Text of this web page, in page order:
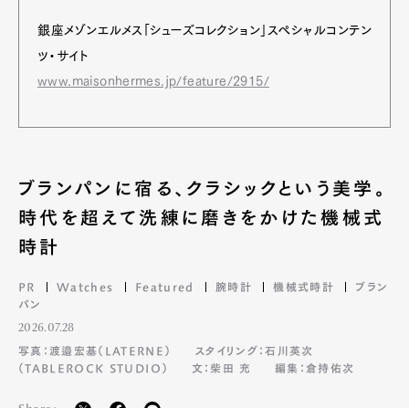
銀座メゾンエルメス「シューズコレクション」スペシャルコンテン
ツ・サイト
www.maisonhermes.jp/feature/2915/
ブランパンに宿る、クラシックという美学。
時代を超えて洗練に磨きをかけた機械式
時計
PR Watches Featured 腕時計 機械式時計
ブラン
パン
2026.07.28
写真：渡邉宏基（LATERNE）
スタイリング：石川英次
（TABLEROCK STUDIO）
文：柴田 充 編集：倉持佑次